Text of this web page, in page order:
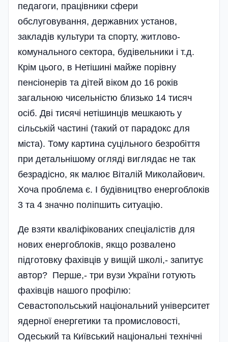
педагоги, працівники сфери
обслуговування, державних установ,
закладів культури та спорту, житлово-
комунального сектора, будівельники і т.д.
Крім цього, в Нетішині майже порівну
пенсіонерів та дітей віком до 16 років
загальною чисельністю близько 14 тисяч
осіб. Дві тисячі нетішинців мешкають у
сільській частині (такий от парадокс для
міста). Тому картина суцільного безробіття
при детальнішому огляді виглядає не так
безрадісно, як малює Віталій Миколайович.
Хоча проблема є. І будівництво енергоблоків
3 та 4 значно поліпшить ситуацію.
Де взяти кваліфікованих спеціалістів для
нових енергоблоків, якщо розвалено
підготовку фахівців у вищій школі,- запитує
автор? Перше,- три вузи України готують
фахівців нашого профі­лю:
Севастопольський національний університет
ядерної енергетики та промисловості,
Одеський та Київський національні технічні